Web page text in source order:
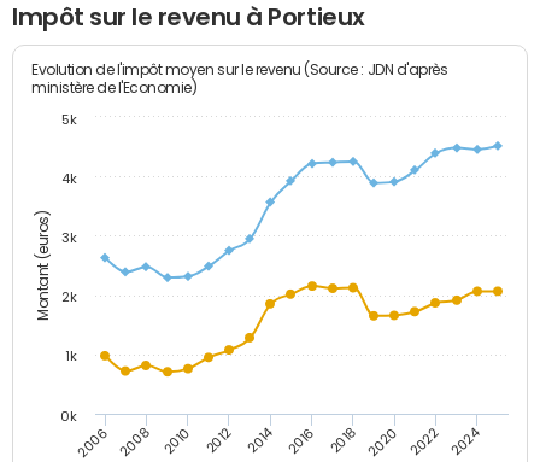
Impôt sur le revenu à Portieux
Montant (euros)
Evolution de l'impôt moyen sur le revenu (Source : JDN d'après
ministère de l'Economie)
2006 2008 2010 2012 2014 2016 2018 2020 2022 2024
0k
1k
2k
3k
4k
5k